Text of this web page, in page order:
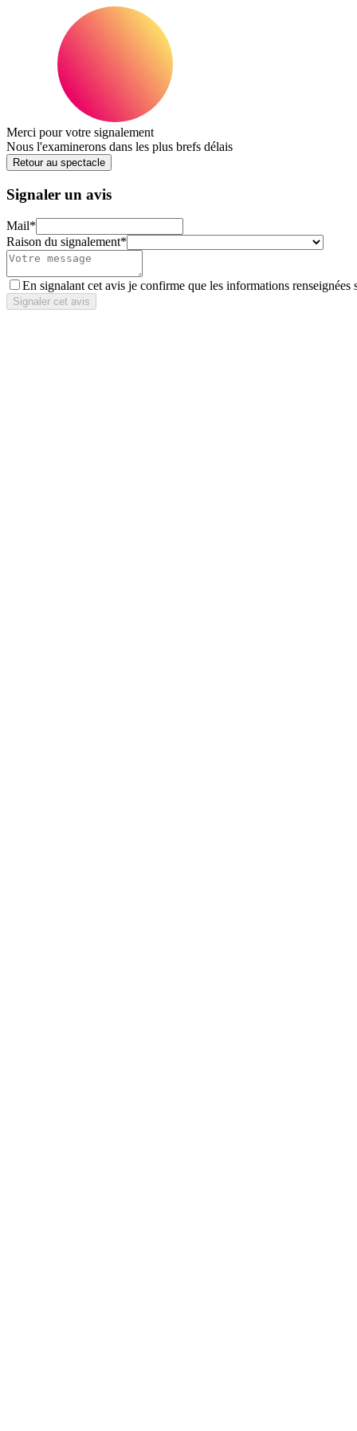
Merci pour votre signalement
Nous l'examinerons dans les plus brefs délais
Retour au spectacle
Signaler un avis
Mail*
Raison du signalement*
En signalant cet avis je confirme que les informations renseignées
Signaler cet avis